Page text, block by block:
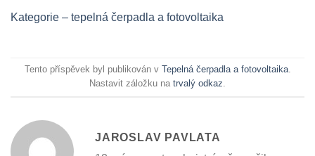
Kategorie – tepelná čerpadla a fotovoltaika
Tento příspěvek byl publikován v Tepelná čerpadla a fotovoltaika.
Nastavit záložku na trvalý odkaz.
JAROSLAV PAVLATA